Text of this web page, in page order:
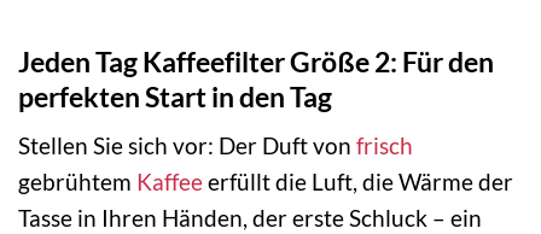
Jeden Tag Kaffeefilter Größe 2: Für den
perfekten Start in den Tag
Stellen Sie sich vor: Der Duft von frisch
gebrühtem Kaffeeerfüllt die Luft, die Wärme der
Tasse in Ihren Händen, der erste Schluck – ein